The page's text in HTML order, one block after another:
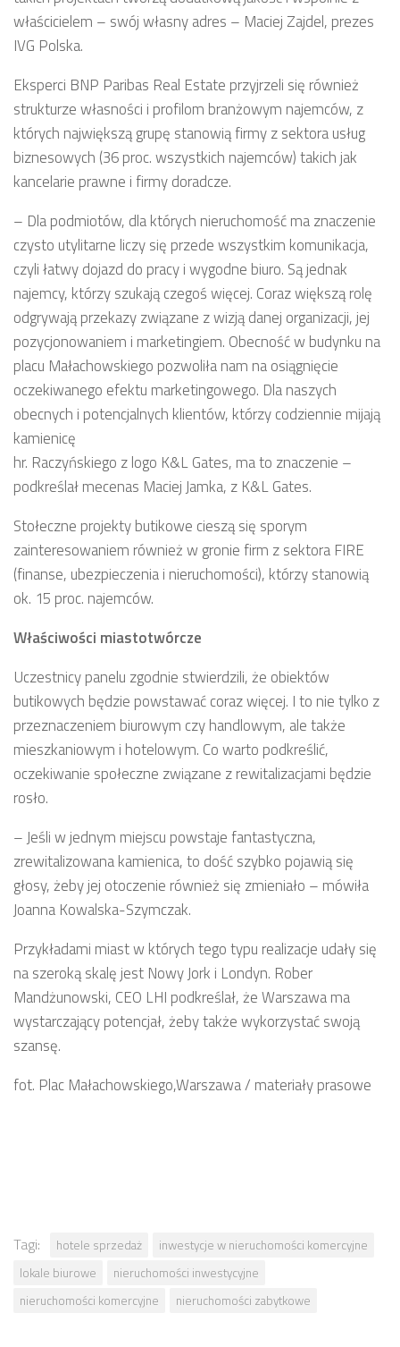
właścicielem – swój własny adres – Maciej Zajdel, prezes
IVG Polska.
Eksperci BNP Paribas Real Estate przyjrzeli się również
strukturze własności i profilom branżowym najemców, z
których największą grupę stanowią firmy z sektora usług
biznesowych (36 proc. wszystkich najemców) takich jak
kancelarie prawne i firmy doradcze.
– Dla podmiotów, dla których nieruchomość ma znaczenie
czysto utylitarne liczy się przede wszystkim komunikacja,
czyli łatwy dojazd do pracy i wygodne biuro. Są jednak
najemcy, którzy szukają czegoś więcej. Coraz większą rolę
odgrywają przekazy związane z wizją danej organizacji, jej
pozycjonowaniem i marketingiem. Obecność w budynku na
placu Małachowskiego pozwoliła nam na osiągnięcie
oczekiwanego efektu marketingowego. Dla naszych
obecnych i potencjalnych klientów, którzy codziennie mijają
kamienicę
hr. Raczyńskiego z logo K&L Gates, ma to znaczenie –
podkreślał mecenas Maciej Jamka, z K&L Gates.
Stołeczne projekty butikowe cieszą się sporym
zainteresowaniem również w gronie firm z sektora FIRE
(finanse, ubezpieczenia i nieruchomości), którzy stanowią
ok. 15 proc. najemców.
Właściwości miastotwórcze
Uczestnicy panelu zgodnie stwierdzili, że obiektów
butikowych będzie powstawać coraz więcej. I to nie tylko z
przeznaczeniem biurowym czy handlowym, ale także
mieszkaniowym i hotelowym. Co warto podkreślić,
oczekiwanie społeczne związane z rewitalizacjami będzie
rosło.
– Jeśli w jednym miejscu powstaje fantastyczna,
zrewitalizowana kamienica, to dość szybko pojawią się
głosy, żeby jej otoczenie również się zmieniało – mówiła
Joanna Kowalska-Szymczak.
Przykładami miast w których tego typu realizacje udały się
na szeroką skalę jest Nowy Jork i Londyn. Rober
Mandżunowski, CEO LHI podkreślał, że Warszawa ma
wystarczający potencjał, żeby także wykorzystać swoją
szansę.
fot. Plac Małachowskiego,Warszawa / materiały prasowe
Tagi: hotele sprzedaż
inwestycje w nieruchomości komercyjne
lokale biurowe
nieruchomości inwestycyjne
nieruchomości komercyjne
nieruchomości zabytkowe